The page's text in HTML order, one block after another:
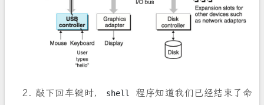
敲下回车键时， shell
程序知道我们已经结束了命